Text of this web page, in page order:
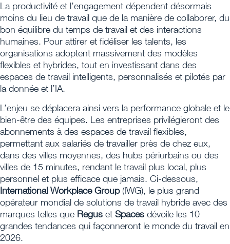
La productivité et l’engagement dépendent désormais
moins du lieu de travail que de la manière de collaborer, du
bon équilibre du temps de travail et des interactions
humaines. Pour attirer et fidéliser les talents, les
organisations adoptent massivement des modèles
flexibles et hybrides, tout en investissant dans des
espaces de travail intelligents, personnalisés et pilotés par
la donnée et l’IA.
L’enjeu se déplacera ainsi vers la performance globale et le
bien-être des équipes. Les entreprises privilégieront des
abonnements à des espaces de travail flexibles,
permettant aux salariés de travailler près de chez eux,
dans des villes moyennes, des hubs périurbains ou des
villes de 15 minutes, rendant le travail plus local, plus
personnel et plus efficace que jamais. Ci-dessous,
International Workplace Group (IWG), le plus grand
opérateur mondial de solutions de travail hybride avec des
marques telles que Regus et Spaces dévoile les 10
grandes tendances qui façonneront le monde du travail en
2026.